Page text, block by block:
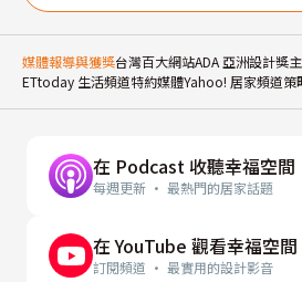
媒體報導與獲獎台灣百大網站ADA 亞洲設計獎
ETtoday 生活頻道特約媒體Yahoo! 居家頻道策
在 Podcast 收聽幸福空間
每週更新 · 最熱門的居家話題
在 YouTube 觀看幸福空間
訂閱頻道 · 最實用的設計影音